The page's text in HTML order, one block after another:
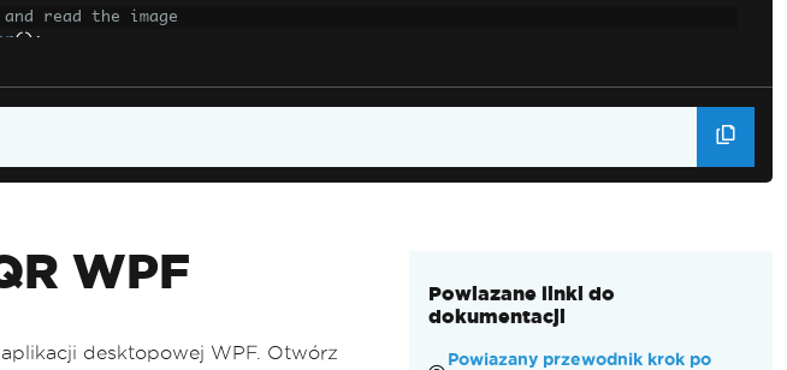
read the image
();
WPF
desktopowej WPF. Otwórz
Powiazane linki do
dokumentacji
Powiazany przewodnik krok po